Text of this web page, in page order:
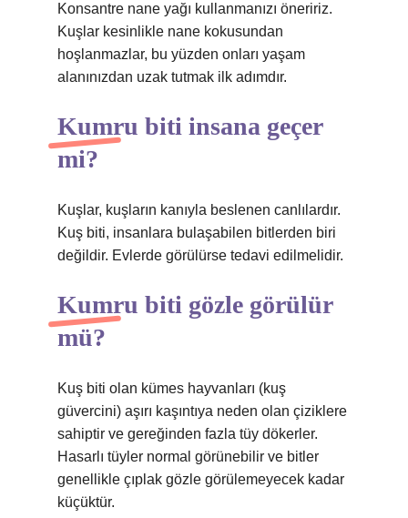
Konsantre nane yağı kullanmanızı öneririz.
Kuşlar kesinlikle nane kokusundan
hoşlanmazlar, bu yüzden onları yaşam
alanınızdan uzak tutmak ilk adımdır.
Kumru biti insana geçer
mi?
Kuşlar, kuşların kanıyla beslenen canlılardır.
Kuş biti, insanlara bulaşabilen bitlerden biri
değildir. Evlerde görülürse tedavi edilmelidir.
Kumru biti gözle görülür
mü?
Kuş biti olan kümes hayvanları (kuş
güvercini) aşırı kaşıntıya neden olan çiziklere
sahiptir ve gereğinden fazla tüy dökerler.
Hasarlı tüyler normal görünebilir ve bitler
genellikle çıplak gözle görülemeyecek kadar
küçüktür.